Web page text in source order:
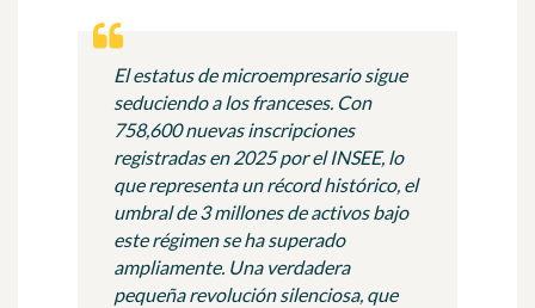
El estatus de microempresario sigue
seduciendo a los franceses. Con
758,600 nuevas inscripciones
registradas en 2025 por el INSEE, lo
que representa un récord histórico, el
umbral de 3 millones de activos bajo
este régimen se ha superado
ampliamente. Una verdadera
pequeña revolución silenciosa, que